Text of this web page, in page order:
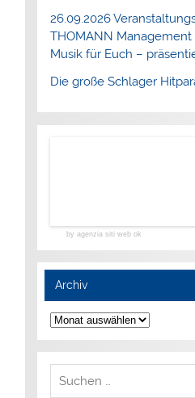
26.09.2026
THOMANN Management
Musik für Euch –
Die große Schlager
by agenzia siti web ok
Archiv
Archiv